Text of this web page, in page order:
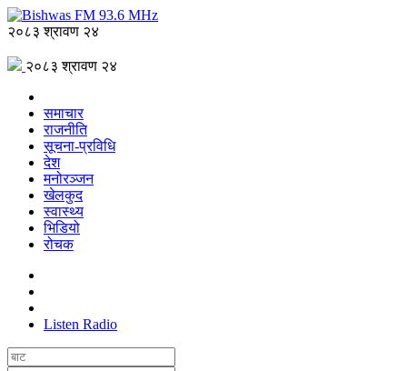
२०८३ श्रावण २४
२०८३ श्रावण २४
समाचार
राजनीति
सूचना-प्रविधि
देश
मनोरञ्जन
खेलकुद
स्वास्थ्य
भिडियो
रोचक
Listen Radio